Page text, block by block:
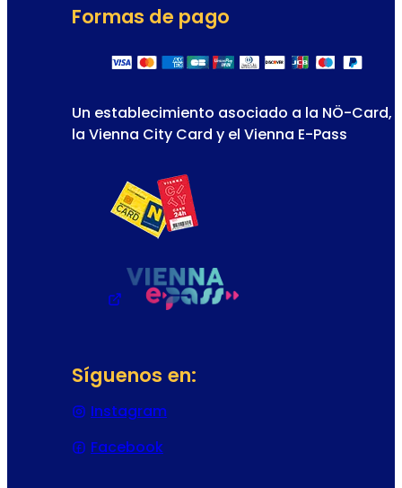
Formas de pago
Un establecimiento asociado a la NÖ-Card,
la Vienna City Card y el Vienna E-Pass
Síguenos en:
Instagram
Facebook